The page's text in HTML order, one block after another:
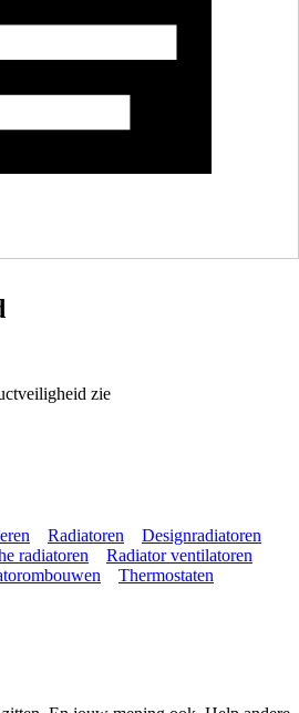
zie
Radiatoren
Designradiatoren
radiatoren
Radiator ventilatoren
Thermostaten